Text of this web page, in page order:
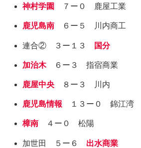
神村学園 ７ー０ 鹿屋工業
鹿児島南 ６ー５ 川内商工
連合② ３ー１３ 国分
加治木６ー３ 指宿商業
鹿屋中央 ８ー３ 川内
鹿児島情報 １３ー０ 錦江湾
樟南 ４ー０ 松陽
加世田 ５ー６ 出水商業